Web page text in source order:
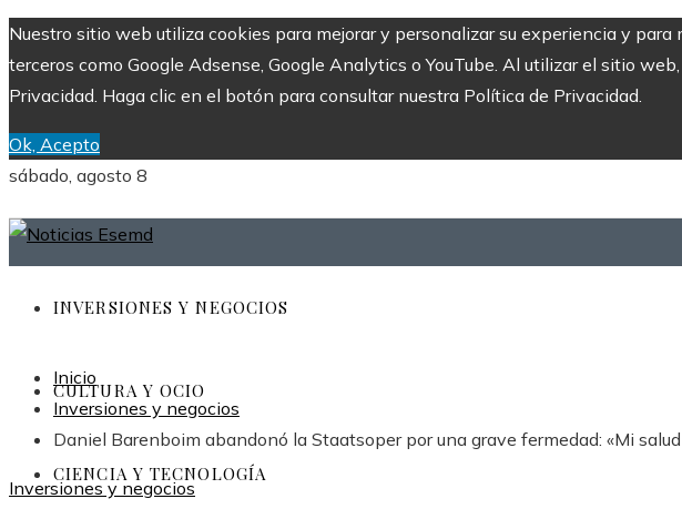
Nuestro sitio web utiliza cookies para mejorar y personalizar su experiencia y
terceros como Google Adsense, Google Analytics o YouTube. Al utilizar el sitio
Privacidad. Haga clic en el botón para consultar nuestra Política de Privacidad.
Ok, Acepto
sábado, agosto 8
INVERSIONES Y NEGOCIOS
CULTURA Y OCIO
CIENCIA Y TECNOLOGÍA
Inicio
Inversiones y negocios
Daniel Barenboim abandonó la Staatsoper por una grave fermedad: «Mi
Inversiones y negocios